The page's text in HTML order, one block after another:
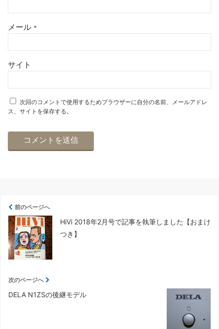
メール *
サイト
次回のコメントで使用するためブラウザーに自分の名前、メールアドレ
ス、サイトを保存する。
前のページへ
HiVi 2018年2月号で記事を執筆しました【おまけ
つき】
次のページへ
DELA N1ZSの後継モデル